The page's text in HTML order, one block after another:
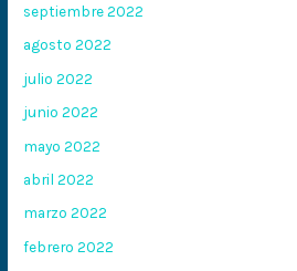
septiembre 2022
agosto 2022
julio 2022
junio 2022
mayo 2022
abril 2022
marzo 2022
febrero 2022